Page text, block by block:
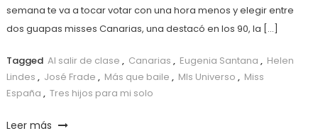
semana te va a tocar votar con una hora menos y elegir entre
dos guapas misses Canarias, una destacó en los 90, la […]
Tagged Al salir de clase , Canarias , Eugenia Santana , Helen
Lindes , José Frade , Más que baile , MIs Universo , Miss
España , Tres hijos para mi solo
Leer más